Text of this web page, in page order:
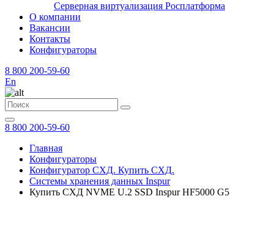
Серверная виртуализация Росплатформа
О компании
Вакансии
Контакты
Конфигураторы
8 800 200-59-60
En
8 800 200-59-60
Главная
Конфигураторы
Конфигуратор СХД. Купить СХД.
Системы хранения данных Inspur
Купить СХД NVME U.2 SSD Inspur HF5000 G5